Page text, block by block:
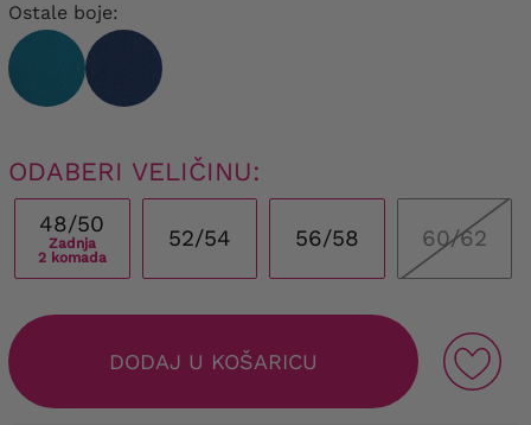
Ostale boje:
ODABERI VELIČINU:
48/50
Zadnja
2 komada
52/54 56/58 60/62
DODAJ U KOŠARICU